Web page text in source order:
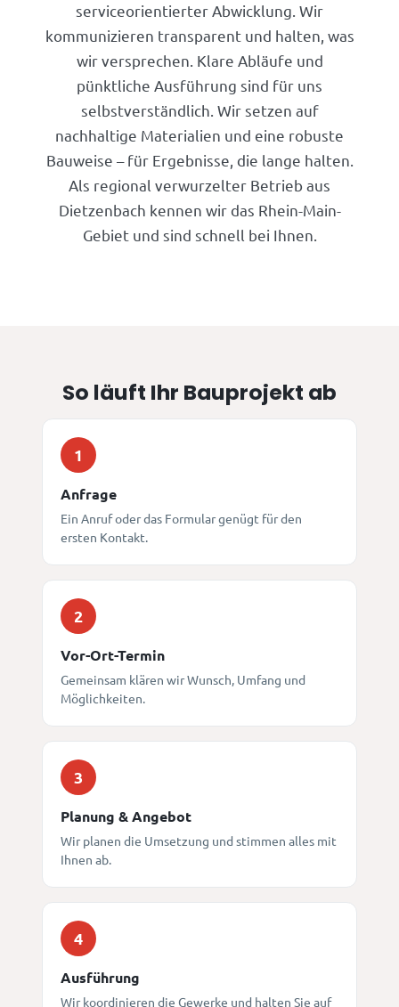
serviceorientierter Abwicklung. Wir
kommunizieren transparent und halten, was
wir versprechen. Klare Abläufe und
pünktliche Ausführung sind für uns
selbstverständlich. Wir setzen auf
nachhaltige Materialien und eine robuste
Bauweise – für Ergebnisse, die lange halten.
Als regional verwurzelter Betrieb aus
Dietzenbach kennen wir das Rhein-Main-
Gebiet und sind schnell bei Ihnen.
So läuft Ihr Bauprojekt ab
1
Anfrage
Ein Anruf oder das Formular genügt für den
ersten Kontakt.
2
Vor-Ort-Termin
Gemeinsam klären wir Wunsch, Umfang und
Möglichkeiten.
3
Planung & Angebot
Wir planen die Umsetzung und stimmen alles mit
Ihnen ab.
4
Ausführung
Wir koordinieren die Gewerke und halten Sie auf